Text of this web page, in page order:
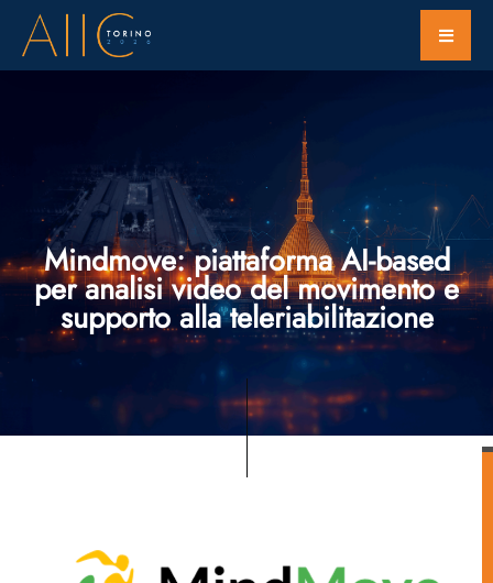
Mindmove: piattaforma AI-based
per analisi video del movimento e
supporto alla teleriabilitazione